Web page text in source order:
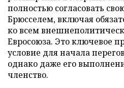
полностью согласовать
Брюсселем, включая
ко всем
Евросоюза. Это ключевое
условие для начала
однако даже его
членство.